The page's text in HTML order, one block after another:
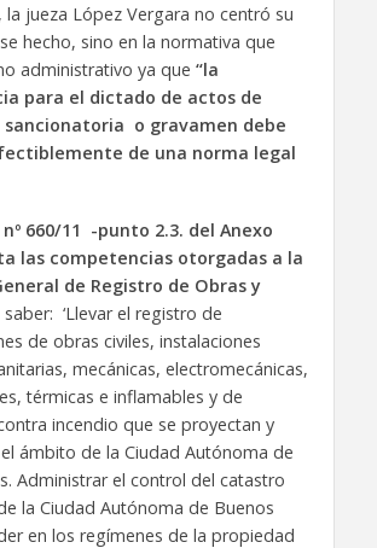
la jueza López Vergara no centró su
hecho, sino en la normativa que
administrativo ya que “la
para el dictado de actos de
o gravamen debe
de una norma legal
660/11 -punto 2.3. del Anexo
las competencias otorgadas a la
de Registro de Obras y
saber: ‘Llevar el registro de
de obras civiles, instalaciones
mecánicas, electromecánicas,
térmicas e inflamables y de
incendio que se proyectan y
ámbito de la Ciudad Autónoma de
Administrar el control del catastro
la Ciudad Autónoma de Buenos
en los regímenes de la propiedad